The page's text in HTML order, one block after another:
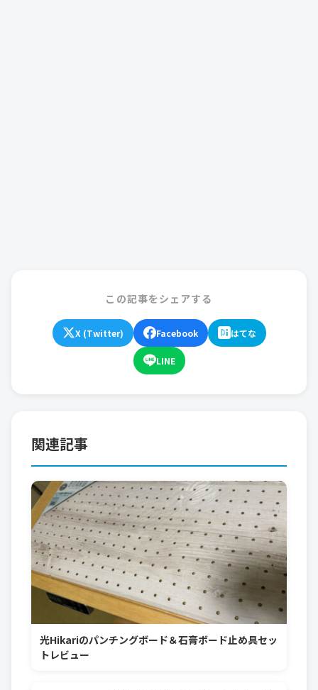
この記事をシェアする
X (Twitter) Facebook はてな
LINE
関連記事
光Hikariのパンチングボード＆石膏ボード止め具セッ
トレビュー